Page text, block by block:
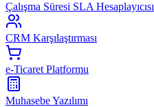
Çalışma Süresi SLA Hesaplayıcısı
CRM Karşılaştırması
e-Ticaret Platformu
Muhasebe Yazılımı